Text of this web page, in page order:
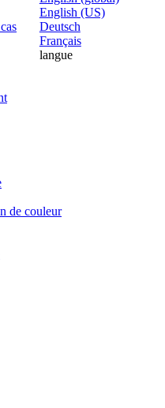
English (US)
Deutsch
Français
langue
de couleur